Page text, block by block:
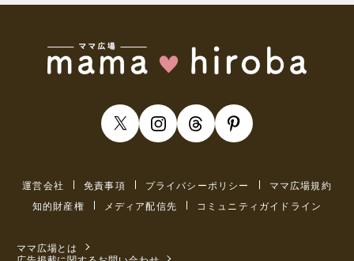
運営会社 免責事項 プライバシーポリシー
ママ広場規約
知的財産権
メディア配信先 コミュニティガイドライン
ママ広場とは